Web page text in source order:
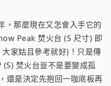
，那麼現在又怎會入手它的
Peak 焚火台 (S 尺寸) 即
家姑且參考就好)！只是傳
焚火台豈不是要變成孤
還是決定先抱回一咖底板再